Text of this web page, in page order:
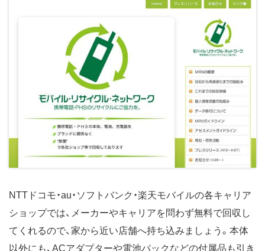
NTTドコモ・au・ソフトバンク・楽天モバイルの各キャリア
ショップでは、メーカーやキャリアを問わず無料で回収し
てくれるので、家から近い店舗へ持ち込みましょう。本体
以外にも、ACアダプターや電池パックなどの付属品も引き